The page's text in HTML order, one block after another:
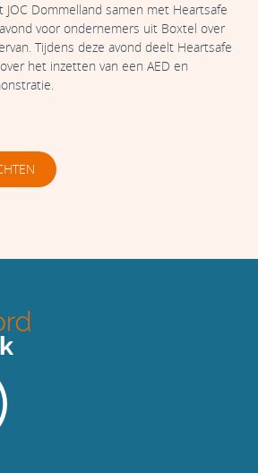
Dommelland samen met Heartsafe
voor ondernemers uit Boxtel over
Tijdens deze avond deelt Heartsafe
het inzetten van een AED en